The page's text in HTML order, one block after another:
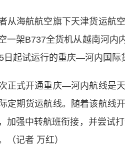
海航航空旗下天津货运航空
一架B737全货机从越南河内
日起试运行的重庆—河内国际
式开通重庆—河内航线是天
定期货运航线。随着该航线
加强中转航班衔接，并尝试
（记者 万红）